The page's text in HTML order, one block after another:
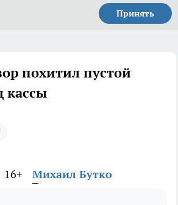
Принять
похитил пустой
кассы
16+ Михаил Бутко